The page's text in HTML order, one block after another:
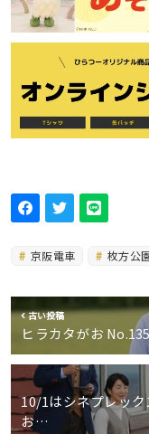
京阪電車 枚方公
古い投稿
ヒラカタがお
10/1はシネプレッ
お…